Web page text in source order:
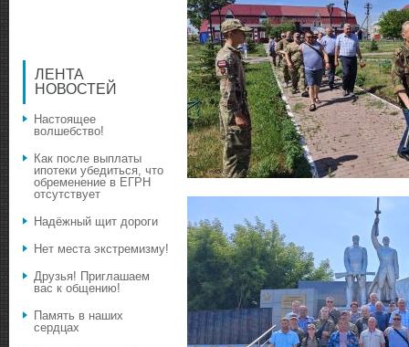
ЛЕНТА
НОВОСТЕЙ
Настоящее
волшебство!
Как после выплаты
ипотеки убедиться, что
обременение в ЕГРН
отсутствует
Надёжный щит дороги
Нет места экстремизму!
Друзья! Приглашаем
вас к общению!
Память в наших
сердцах